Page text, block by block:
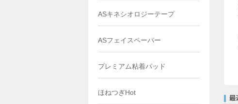
ASキネシオロジーテープ
ASフェイスペーパー
プレミアム粘着パッド
ほねつぎHot